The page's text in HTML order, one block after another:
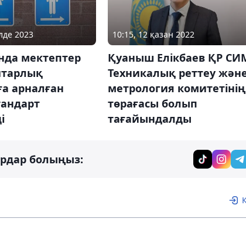
2023
мектептер
арналған
10:15, 12 қазан 2022
Қуаныш Елікбаев ҚР
Техникалық реттеу
метрология комитетінің
төрағасы болып
тағайындалды
болыңыз: